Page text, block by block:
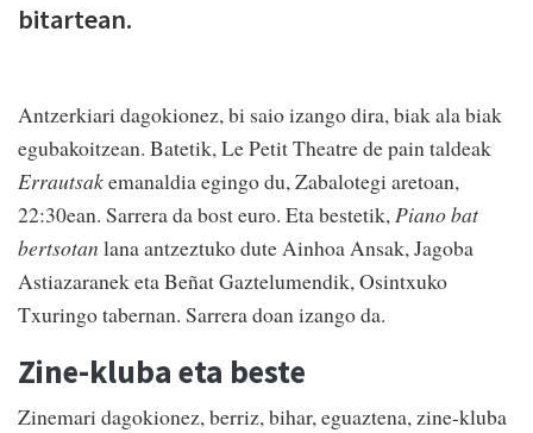
bitartean.
Antzerkiari dagokionez, bi saio izango dira, biak ala biak
egubakoitzean. Batetik, Le Petit Theatre de pain taldeak
Errautsakemanaldia egingo du, Zabalotegi aretoan,
22:30ean. Sarrera da bost euro. Eta bestetik,Piano bat
bertsotan lana antzeztuko dute Ainhoa Ansak, Jagoba
Astiazaranek eta Beñat Gaztelumendik, Osintxuko
Txuringo tabernan. Sarrera doan izango da.
Zine-kluba eta beste
Zinemari dagokionez, berriz, bihar, eguaztena, zine-kluba